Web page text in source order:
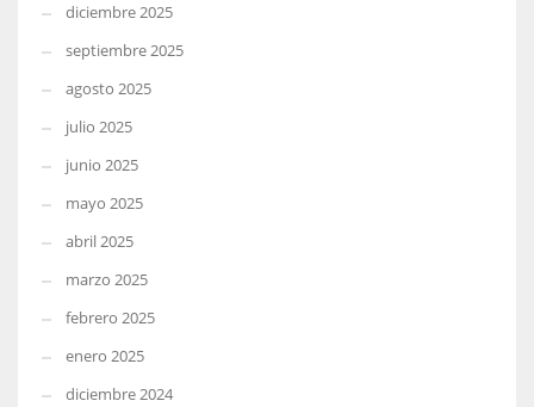
diciembre 2025
septiembre 2025
agosto 2025
julio 2025
junio 2025
mayo 2025
abril 2025
marzo 2025
febrero 2025
enero 2025
diciembre 2024